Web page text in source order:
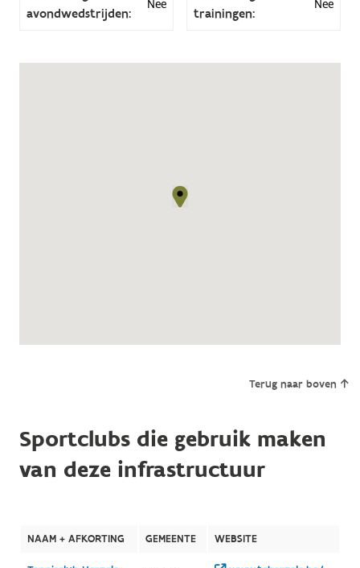
avondwedstrijden:
Nee
trainingen:
Nee
Terug naar boven
Sportclubs die gebruik maken
van deze infrastructuur
NAAM + AFKORTING GEMEENTE WEBSITE